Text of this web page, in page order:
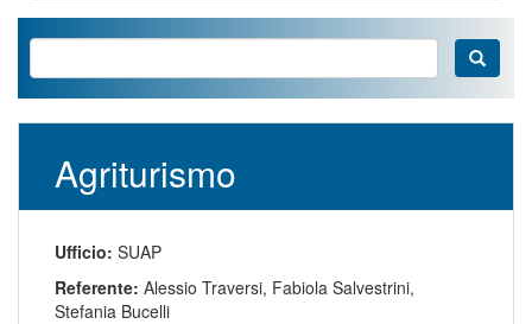
Agriturismo
Ufficio: SUAP
Referente: Alessio Traversi, Fabiola Salvestrini,
Stefania Bucelli